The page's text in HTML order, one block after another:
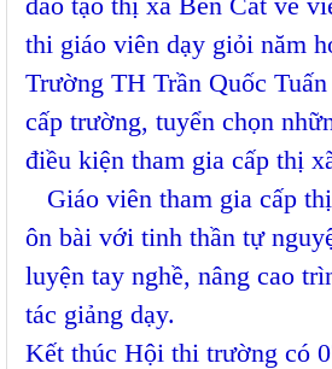
thi giáo viên dạy giỏi năm
Trường TH Trần Quốc
cấp trường, tuyển chọn
điều kiện tham gia cấp thị
Giáo viên tham gia cấp
ôn bài với tinh thần tự
luyện tay nghề, nâng cao
tác giảng dạy.
Kết thúc Hội thi trường có